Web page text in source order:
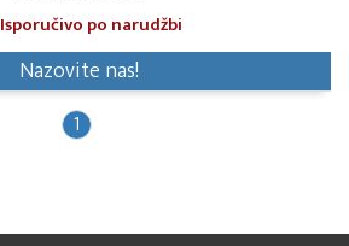
Isporučivo po narudžbi
Nazovite nas!
1